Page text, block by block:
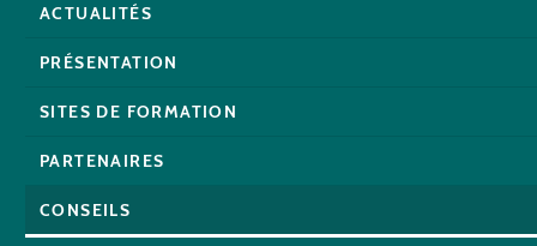
ACTUALITÉS
PRÉSENTATION
SITES DE FORMATION
PARTENAIRES
CONSEILS